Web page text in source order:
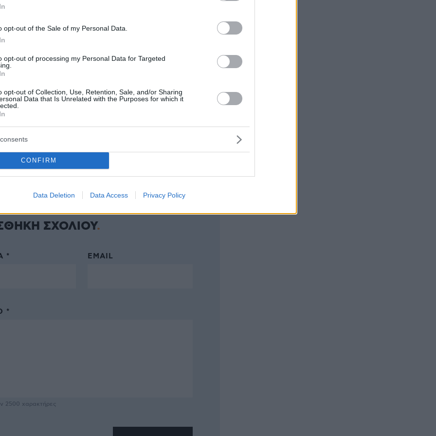
opt-out of the Sale of my Personal Data.
opt-out of processing my Personal Data for Targeted
opt-out of Collection, Use, Retention, Sale, and/or Sharing
Data that Is Unrelated with the Purposes for which it
CONFIRM
Data Deletion Data Access Privacy Policy
Τυπικά και ηθικά είμαι εντάξει, νιώθω
protothema.gr στο Google Newsκαι μάθετε πρώτοι
Ειδήσειςαπό την Ελλάδα και τον Κόσμο, τη
στο
ΣΧΟΛΙΟΥ
* EMAIL
*
2500 χαρακτήρες